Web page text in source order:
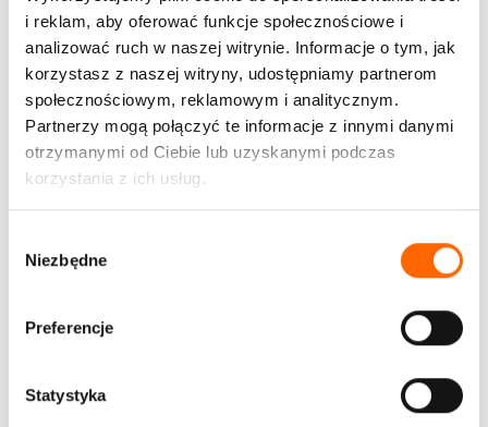
i reklam, aby oferować funkcje społecznościowe i
analizować ruch w naszej witrynie. Informacje o tym, jak
korzystasz z naszej witryny, udostępniamy partnerom
społecznościowym, reklamowym i analitycznym.
Partnerzy mogą połączyć te informacje z innymi danymi
otrzymanymi od Ciebie lub uzyskanymi podczas
korzystania z ich usług.
Niezbędne
Preferencje
Statystyka
ESG Inne Kapitał społeczny Kultura organizacyjna
Motywacja Przywództwo Relacje Różnorodność Strategie
Well-being Wszystkie 22 lip 2026
Łukasz Nowak 10 min czytania
AI Dla klienta Kultura organizacyjna